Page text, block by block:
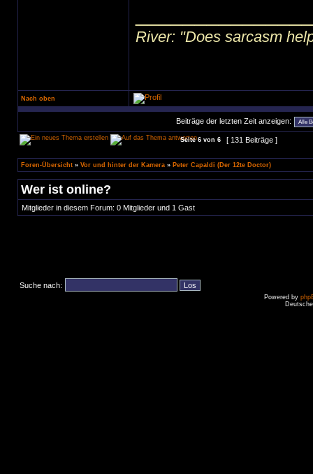
River: "Does sarcasm
Nach oben
Beiträge der letzten Zeit anzeigen:
Seite6 von 6 [ 131 Beiträge ]
Foren-Übersicht » Vor und hinter der Kamera » Peter Capaldi (Der 12te Doctor)
Wer ist online?
Mitglieder in diesem Forum: 0 Mitglieder und 1 Gast
Suche nach:
Powered by